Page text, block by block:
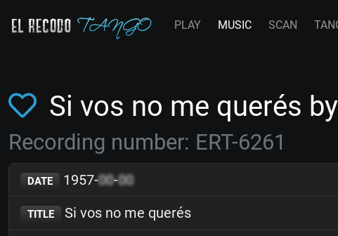
PLAY MUSIC SCAN
Si vos no me querés
Recording number: ERT-6261
DATE 1957-00-00
TITLE Si vos no me querés